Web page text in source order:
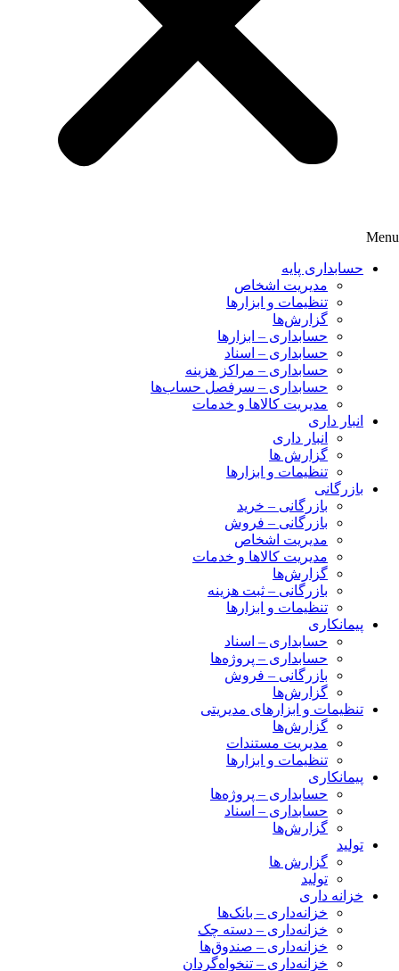
Menu
حسابداری پایه
مدیریت اشخاص
تنظیمات و ابزارها
گزارش‌ها
حسابداری – ابزارها
حسابداری – اسناد
حسابداری – مراکز هزینه
حسابداری – سرفصل حساب‌ها
مدیریت کالاها و خدمات
انبار داری
انبار داری
گزارش ها
تنظیمات و ابزارها
بازرگانی
بازرگانی – خرید
بازرگانی – فروش
مدیریت اشخاص
مدیریت کالاها و خدمات
گزارش‌ها
بازرگانی – ثبت هزینه
تنظیمات و ابزارها
پیمانکاری
حسابداری – اسناد
حسابداری – پروژه‌ها
بازرگانی – فروش
گزارش‌ها
تنظیمات و ابزارهای مدیریتی
گزارش‌ها
مدیریت مستندات
تنظیمات و ابزارها
پیمانکاری
حسابداری – پروژه‌ها
حسابداری – اسناد
گزارش‌ها
تولید
گزارش ها
تولید
خزانه داری
خزانه‌داری – بانک‌ها
خزانه‌داری – دسته چک
خزانه‌داری – صندوق‌ها
خزانه‌داری – تنخواه‌گردان